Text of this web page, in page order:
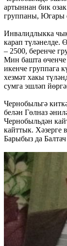
артыннан бик
группаны, Югары
Инвалидлыкка
карап түләнелде.
– 2500, беренче
Мин башта өченче
икенче группага
хезмәт хакы
сумга эшләп
Чернобыльгә
белән Гөлназ
Чернобыльдән
кайттык.
Барыбыз да